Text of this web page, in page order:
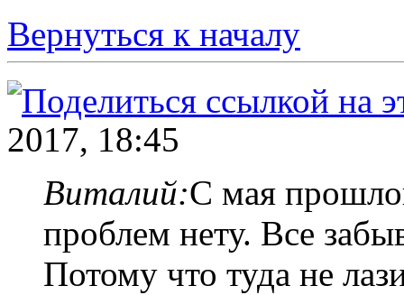
Вернуться к началу
2017, 18:45
Виталий:С мая
проблем нету. Все
Потому что туда не